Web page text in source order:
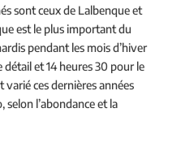
sont ceux de Lalbenque et
est le plus important du
pendant les mois d’hiver
détail et 14 heures 30 pour le
varié ces dernières années
l’abondance et la